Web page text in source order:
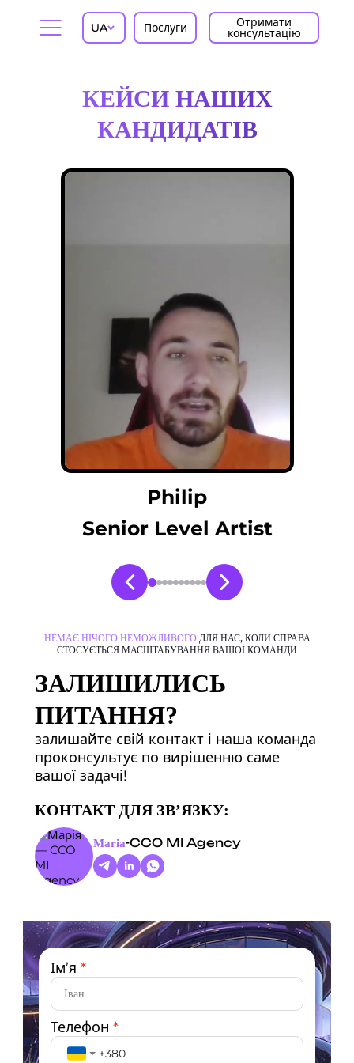
UA Послуги Отримати
консультацію
КЕЙСИ НАШИХ
КАНДИДАТІВ
Philip
Senior Level Artist
НЕМАЄ НІЧОГО НЕМОЖЛИВОГОДЛЯ НАС, КОЛИ СПРАВА
СТОСУЄТЬСЯ МАСШТАБУВАННЯ ВАШОЇ КОМАНДИ
ЗАЛИШИЛИСЬ
ПИТАННЯ?
залишайте свій контакт і наша команда
проконсультує по вирішенню саме
вашої задачі!
КОНТАКТ ДЛЯ ЗВ’ЯЗКУ:
Maria-CCO MI Agency
Ім’я *
Телефон *